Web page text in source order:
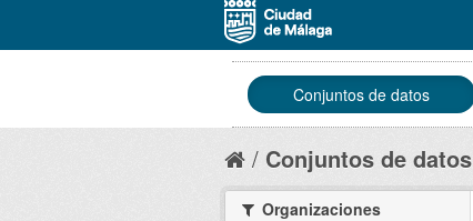
Conjuntos de datos
Conjuntos de datos
Organizaciones